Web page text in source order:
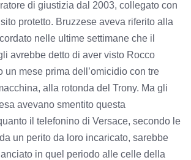
di giustizia dal 2003, collegato con
protetto. Bruzzese aveva riferito alla
nelle ultime settimane che il
avrebbe detto di aver visto Rocco
un mese prima dell’omicidio con tre
alla rotonda del Trony. Ma gli
avevano smentito questa
il telefonino di Versace, secondo le
un perito da loro incaricato, sarebbe
in quel periodo alle celle della